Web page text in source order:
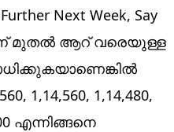
Next Week, Say
മുതല്‍ ആറ് വരെയുള്ള
1,14,560, 1,14,480,
എന്നിങ്ങനെ